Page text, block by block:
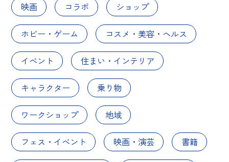
映画 コラボ ショップ
ホビー・ゲーム コスメ・美容・ヘルス
イベント 住まい・インテリア
キャラクター 乗り物
ワークショップ 地域
フェス・イベント 映画・演芸 書籍